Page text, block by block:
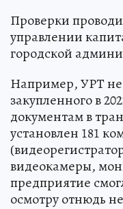
Проверки
управлении
городской
Например, УРТ не
закупленного в
документам в
установлен 181
видеокамеры,
предприятие
осмотру отнюдь